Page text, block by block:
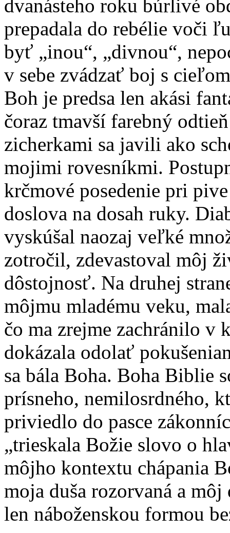
dvanásteho roku búrlivé
prepadala do rebélie voči
byť „inou“, „divnou“,
v sebe zvádzať boj s
Boh je predsa len akási
čoraz tmavší farebný
zicherkami sa javili ako
mojimi rovesníkmi.
krčmové posedenie pri
doslova na dosah ruky.
vyskúšal naozaj veľké
zotročil, zdevastoval môj
dôstojnosť. Na druhej
môjmu mladému veku,
čo ma zrejme zachránilo v
dokázala odolať
sa bála Boha. Boha Biblie
prísneho, nemilosrdného,
priviedlo do pasce
„trieskala Božie slovo o
môjho kontextu chápania
moja duša rozorvaná a
len náboženskou formou